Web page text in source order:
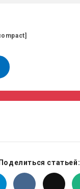
Поделиться статьей: